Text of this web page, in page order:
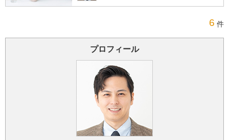
6 件
プロフィール